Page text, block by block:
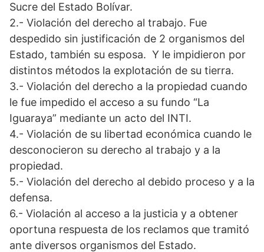
Sucre del Estado Bolívar.
2.- Violación del derecho al trabajo. Fue
despedido sin justificación de 2 organismos del
Estado, también su esposa. Y le impidieron por
distintos métodos la explotación de su tierra.
3.- Violación del derecho a la propiedad cuando
le fue impedido el acceso a su fundo “La
Iguaraya” mediante un acto del INTI.
4.- Violación de su libertad económica cuando le
desconocieron su derecho al trabajo y a la
propiedad.
5.- Violación del derecho al debido proceso y a la
defensa.
6.- Violación al acceso a la justicia y a obtener
oportuna respuesta de los reclamos que tramitó
ante diversos organismos del Estado.